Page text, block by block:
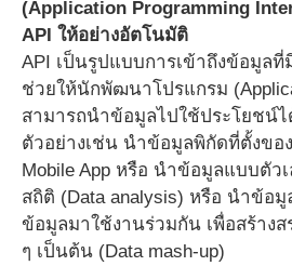
(Application Programming
API ให้อย่างอัตโนมัติ
API เป็นรูปแบบการเข้าถึงข้อมูล
ช่วยให้นักพัฒนาโปรแกรม
สามารถนำข้อมูลไปใช้ประโยชน์
ตัวอย่างเช่น นำข้อมูลพิกัดที่ตั้งขอ
Mobile App หรือ นำข้อมูลแบบตัว
สถิติ (Data analysis) หรือ นำข้อ
ข้อมูลมาใช้งานร่วมกัน เพื่อสร้าง
ๆ เป็นต้น (Data mash-up)